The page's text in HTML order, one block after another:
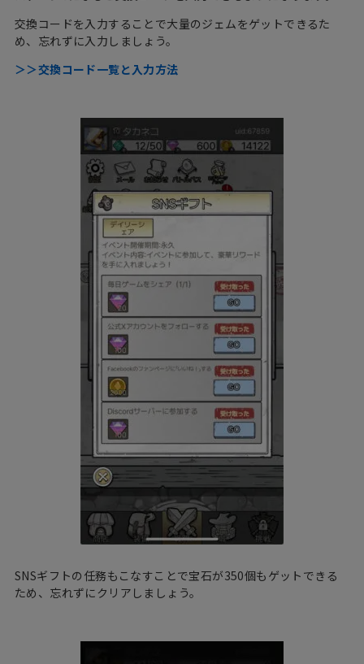
交換コードを入力することで大量のジェムをゲットできるた
め、忘れずに入力しましょう。
＞＞交換コード一覧と入力方法
SNSギフトの任務もこなすことで宝石が350個もゲットできる
ため、忘れずにクリアしましょう。